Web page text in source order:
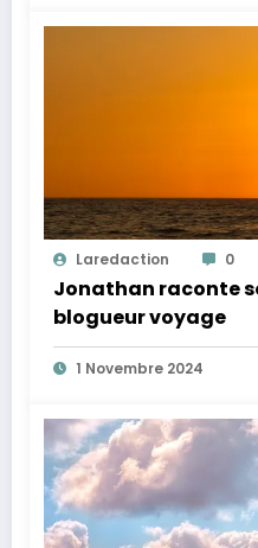
Laredaction 0
Jonathan raconte
blogueur voyage
1 Novembre 2024